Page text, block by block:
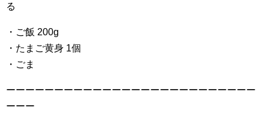
る
・ご飯 200g
・たまご黄身 1個
・ごま
ーーーーーーーーーーーーーーーーーーーーーーーーーー
ーーー